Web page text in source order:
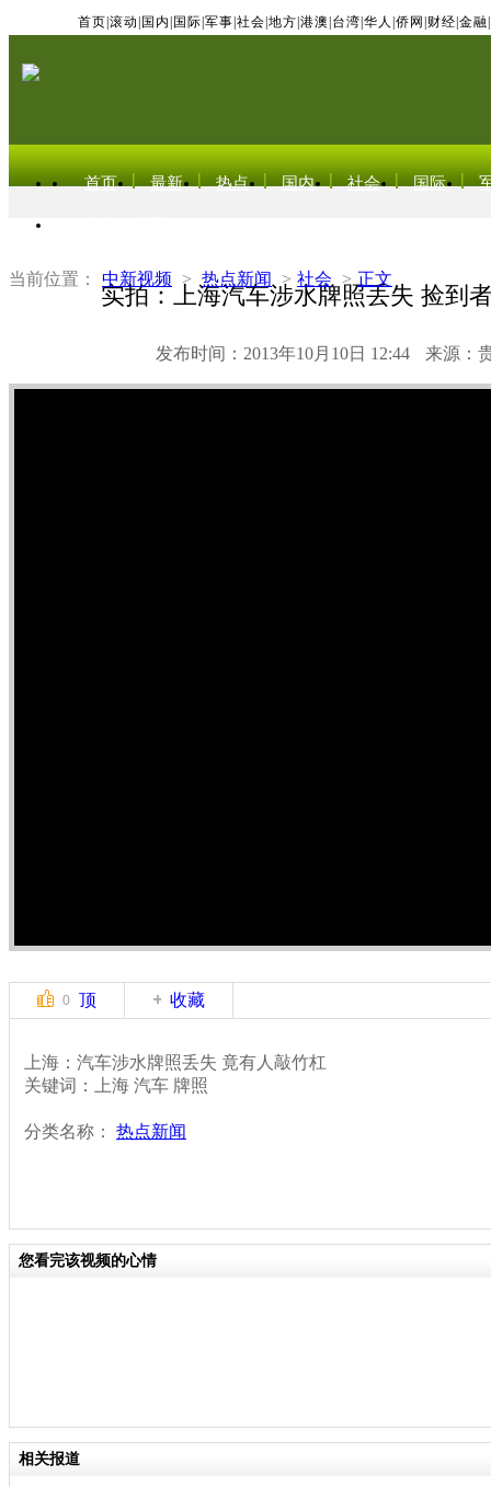
首页 滚动 国内 国际 军事 社会 地方 港澳 台湾 华人 侨网 财经 金融
首页 最新 热点 国内 社会 国际
当前位置： 中新视频 > 热点新闻 > 社会 > 正文
实拍：上海汽车涉水牌照丢失 捡到
发布时间：2013年10月10日 12:44 来源：
0 顶 收藏
上海：汽车涉水牌照丢失 竟有人敲竹杠
关键词：上海 汽车 牌照
分类名称： 热点新闻
您看完该视频的心情
相关报道